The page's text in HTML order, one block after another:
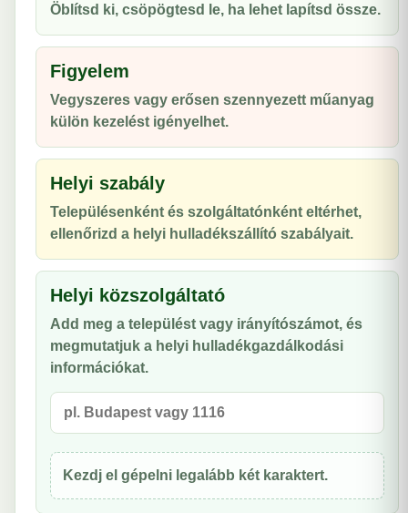
Öblítsd ki, csöpögtesd le, ha lehet lapítsd össze.
Figyelem
Vegyszeres vagy erősen szennyezett műanyag
külön kezelést igényelhet.
Helyi szabály
Településenként és szolgáltatónként eltérhet,
ellenőrizd a helyi hulladékszállító szabályait.
Helyi közszolgáltató
Add meg a települést vagy irányítószámot, és
megmutatjuk a helyi hulladékgazdálkodási
információkat.
Kezdj el gépelni legalább két karaktert.